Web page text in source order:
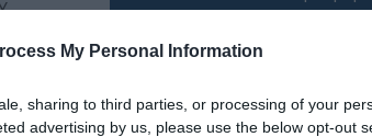
My Personal Information
sharing to third parties, or processing of your
advertising by us, please use the below opt-out
Διετέλεσε
Πάνω από 100